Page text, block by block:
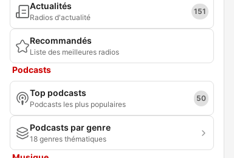
Actualités
Radios d'actualité
151
Recommandés
Liste des meilleures radios
Podcasts
Top podcasts
Podcasts les plus populaires
50
Podcasts par genre
18 genres thématiques